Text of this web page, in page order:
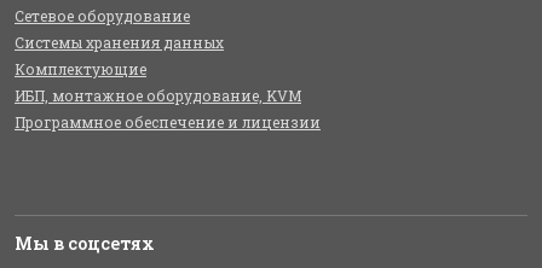
Сетевое оборудование
Системы хранения данных
Комплектующие
ИБП, монтажное оборудование, KVM
Программное обеспечение и лицензии
Мы в соцсетях